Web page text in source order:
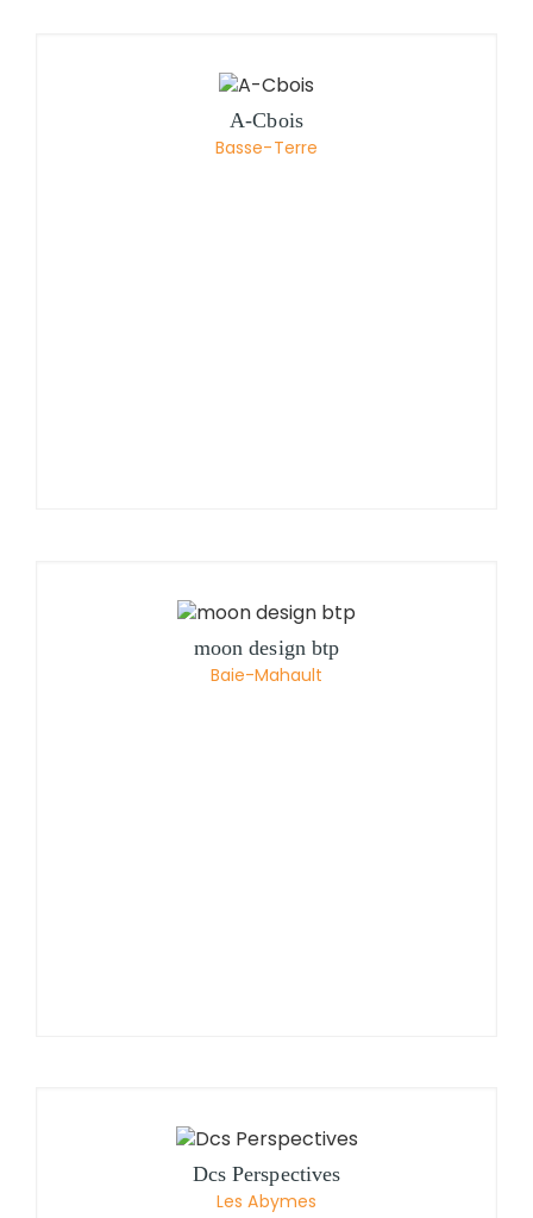
A-Cbois
Basse-Terre
moon design btp
Baie-Mahault
Dcs Perspectives
Les Abymes